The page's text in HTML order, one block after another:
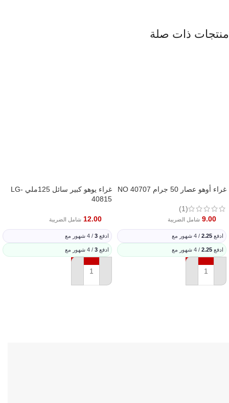
منتجات ذات صلة
غراء أوهو عصار 50 جرام NO 40707
(1)
9.00 شامل الضريبة
ادفع 2.25 / 4 شهور مع
ادفع 2.25 / 4 شهور مع
إضافة إلى السلة
غراء يوهو كبير سائل 125ملي LG-
40815
12.00 شامل الضريبة
ادفع 3 / 4 شهور مع
ادفع 3 / 4 شهور مع
إضافة إلى السلة